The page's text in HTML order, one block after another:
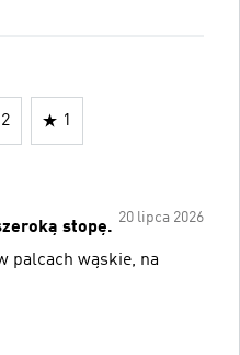
2 1
20 lipca 2026
stopę.
palcach wąskie, na